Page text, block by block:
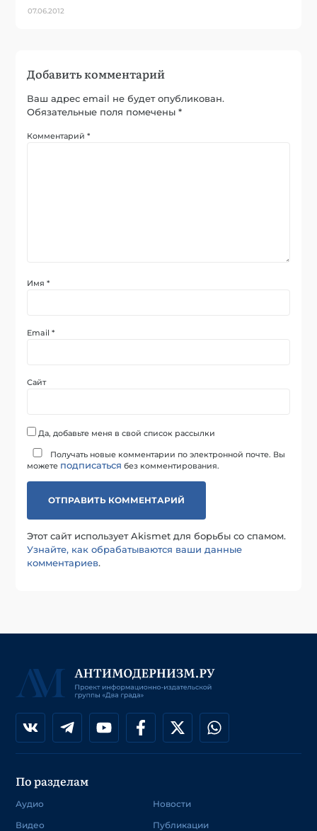
07.06.2012
Добавить комментарий
Ваш адрес email не будет опубликован.
Обязательные поля помечены*
Комментарий*
Имя*
Email*
Сайт
Да, добавьте меня в свой список рассылки
Получать новые комментарии по электронной почте. Вы
можете подписаться без комментирования.
Этот сайт использует Akismet для борьбы со спамом.
Узнайте, как обрабатываются ваши данные
комментариев.
По разделам
Аудио
Видео
Новости
Публикации